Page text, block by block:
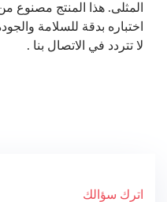
المثلى. هذا المنتج مصنوع
اختباره بدقة للسلامة
لا تتردد في الاتصال بنا .
اترك سؤالك